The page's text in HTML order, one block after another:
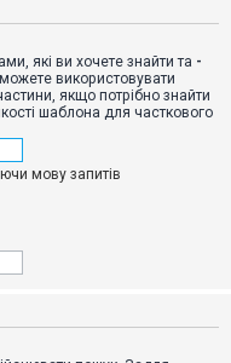
які ви хочете знайти та -
використовувати
якщо потрібно знайти
шаблона для часткового
мову запитів